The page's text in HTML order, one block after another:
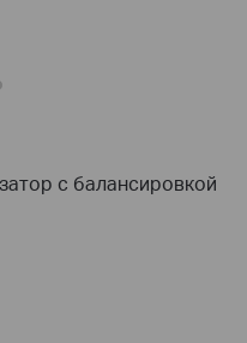
с балансировкой